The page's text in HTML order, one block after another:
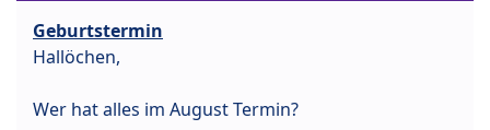
Geburtstermin
Hallöchen,
Wer hat alles im August Termin?